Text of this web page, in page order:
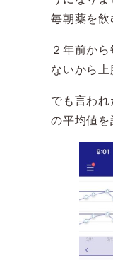
毎朝薬を
２年前か
ないから
でも言わ
の平均値を